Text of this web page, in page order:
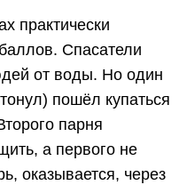
практически
Спасатели
от воды. Но один
пошёл купаться
парня
а первого не
оказывается, через